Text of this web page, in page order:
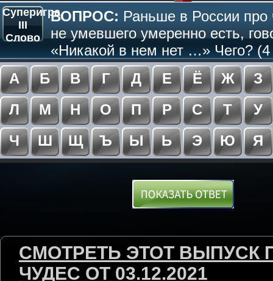
Суперигра
III
Слово
ВОПРОС: Раньше в России про
не умевшего умеренно есть,
«Никакой в нем нет …» Чего?
А
Б В Г Д Е Ё Ж
З
Л
М Н О П Р С Т
У
Ч
Ш Щ Ъ Ы Ь Э Ю Я
СМОТРЕТЬ ЭТОТ ВЫПУСК
ЧУДЕС ОТ 03.12.2021